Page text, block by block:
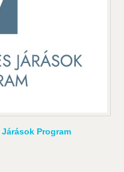
Program